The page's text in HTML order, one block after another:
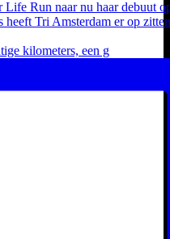
kilometers, een g